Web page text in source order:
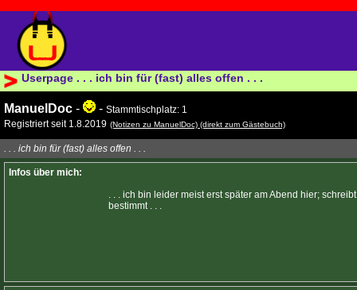
Userpage . . . ich bin für (fast) alles offen . . .
ManuelDoc - - Stammtischplatz: 1
Registriert seit 1.8.2019 (Notizen zu ManuelDoc) (direkt zum Gästebuch)
. . . ich bin für (fast) alles offen . . .
Infos über mich:
. . . ich bin leider meist erst später am Abend hier;
bestimmt . . .